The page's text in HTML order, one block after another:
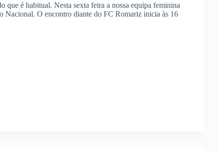
que é habitual. Nesta sexta feira a nossa equipa feminina
Nacional. O encontro diante do FC Romariz inicia às 16